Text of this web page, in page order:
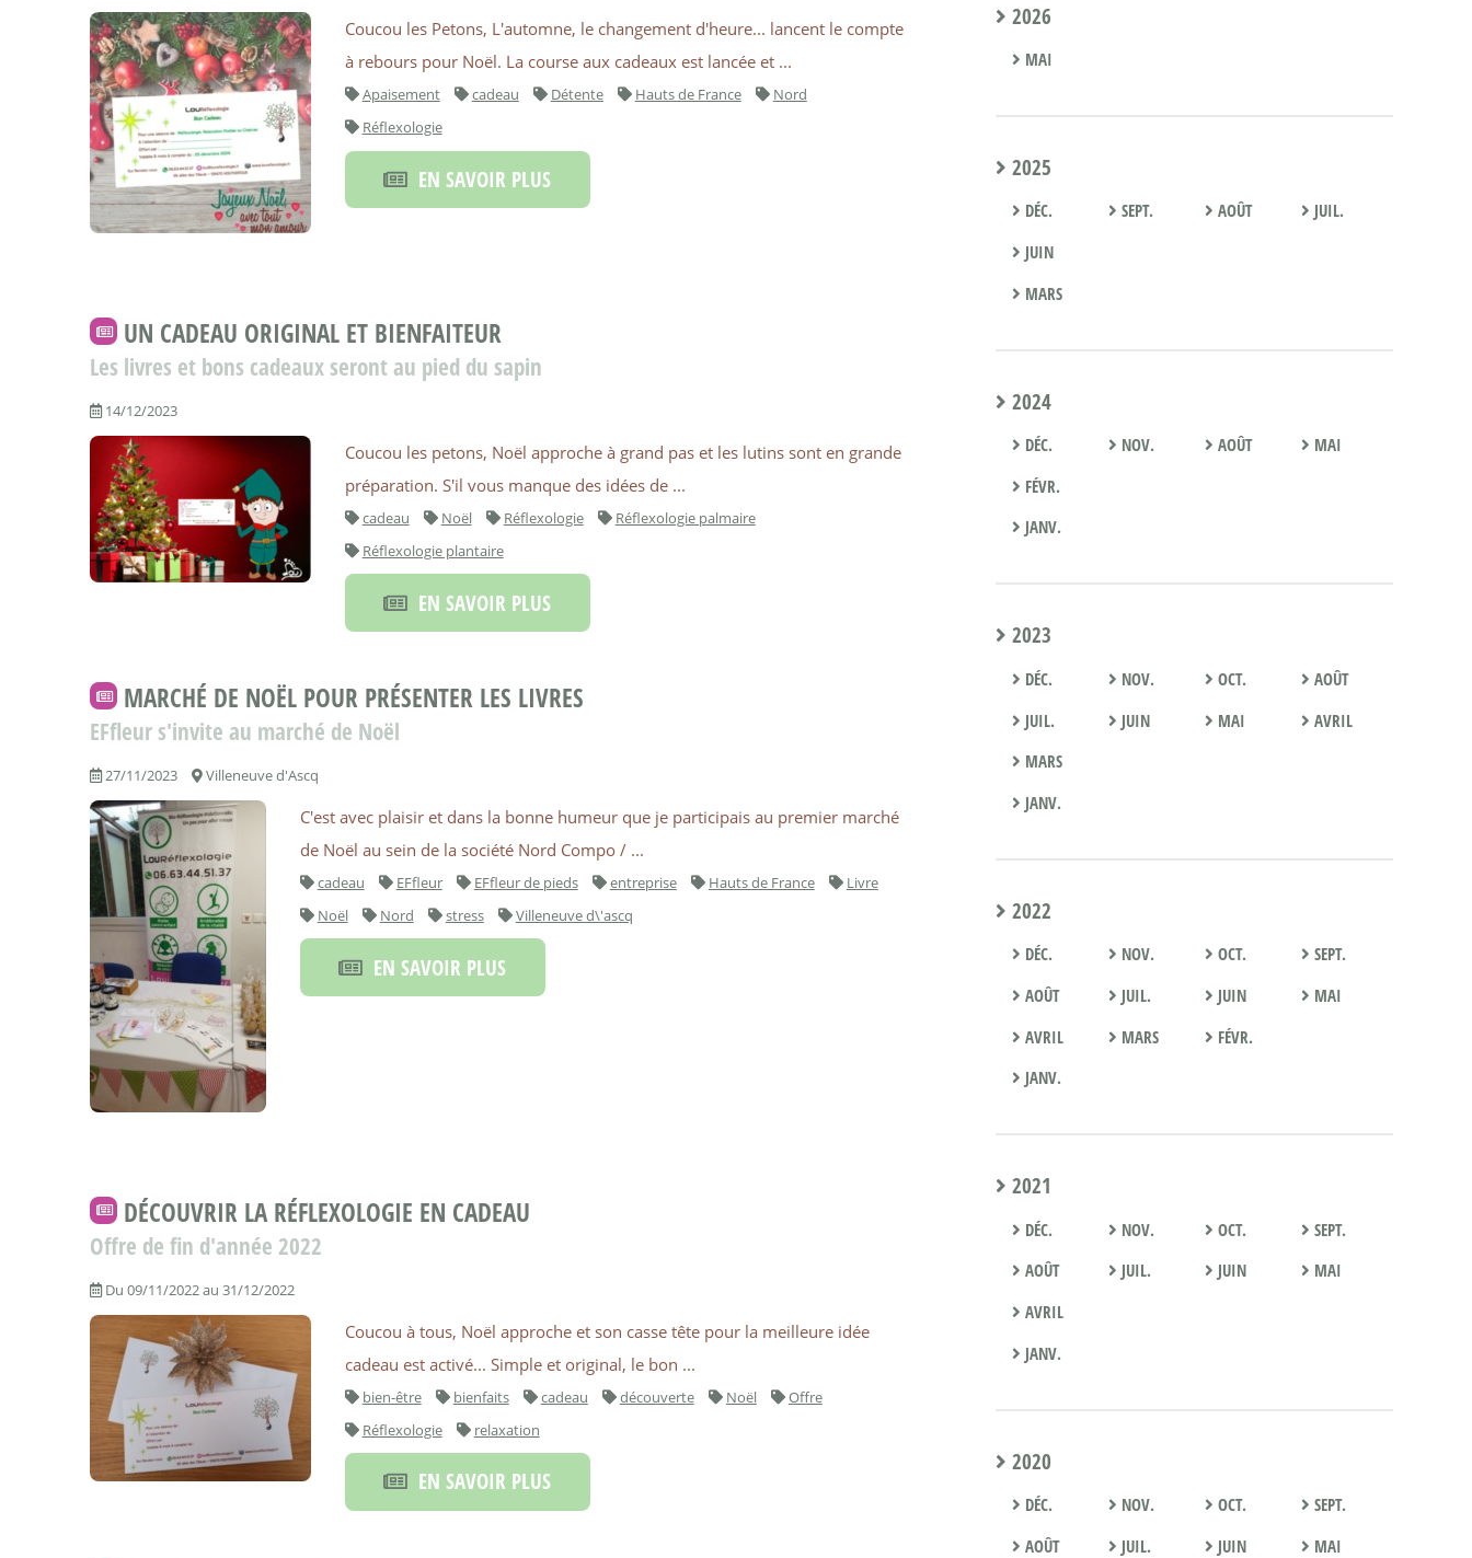
Coucou les Petons, L'automne, le changement d'heure... lancent le compte
à rebours pour Noël. La course aux cadeaux est lancée et ...
Apaisement cadeau Détente Hauts de France
Nord
Réflexologie
EN SAVOIR PLUS
UN CADEAU ORIGINAL ET BIENFAITEUR
Les livres et bons cadeaux seront au pied du sapin
14/12/2023
Coucou les petons, Noël approche à grand pas et les lutins sont en grande
préparation. S'il vous manque des idées de ...
cadeau Noël Réflexologie
Réflexologie palmaire
Réflexologie plantaire
EN SAVOIR PLUS
MARCHÉ DE NOËL POUR PRÉSENTER LES LIVRES
EFfleur s'invite au marché de Noël
27/11/2023 Villeneuve d'Ascq
C'est avec plaisir et dans la bonne humeur que je participais au premier marché
de Noël au sein de la société Nord Compo / ...
cadeau EFfleur EFfleur de pieds entreprise Hauts de France
Livre
Noël
Nord stress Villeneuve d\'ascq
EN SAVOIR PLUS
DÉCOUVRIR LA RÉFLEXOLOGIE EN CADEAU
Offre de fin d'année 2022
Du 09/11/2022 au 31/12/2022
Coucou à tous, Noël approche et son casse tête pour la meilleure idée
cadeau est activé... Simple et original, le bon ...
bien-être bienfaits cadeau découverte Noël
Offre
Réflexologie
relaxation
EN SAVOIR PLUS
2026
MAI
2025
DÉC. SEPT. AOÛT
JUIL.
JUIN
MARS
2024
DÉC. NOV. AOÛT
MAI
FÉVR.
JANV.
2023
DÉC. NOV. OCT.
AOÛT
JUIL.
JUIN MAI
AVRIL
MARS
JANV.
2022
DÉC. NOV. OCT.
SEPT.
AOÛT
JUIL. JUIN
MAI
AVRIL
MARS
FÉVR.
JANV.
2021
DÉC. NOV. OCT.
SEPT.
AOÛT
JUIL. JUIN
MAI
AVRIL
JANV.
2020
DÉC. NOV. OCT.
SEPT.
AOÛT
JUIL. JUIN
MAI